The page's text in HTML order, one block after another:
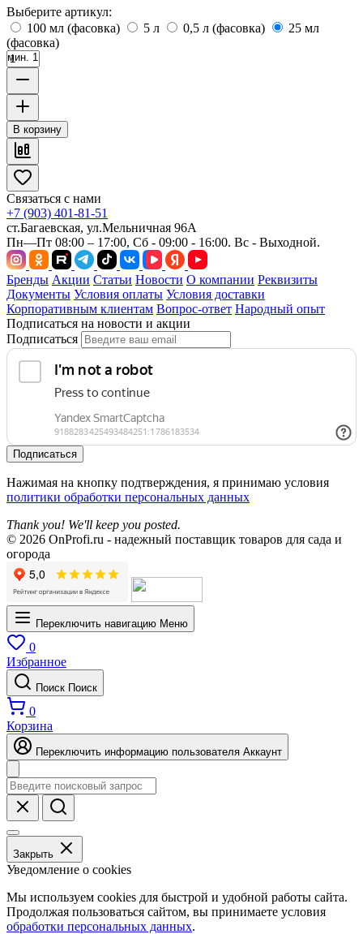
Выберите артикул:
100 мл (фасовка)
5 л 0,5 л (фасовка)
25 мл
(фасовка)
мин. 1
В корзину
Связаться с нами
+7 (903) 401-81-51
ст.Багаевская, ул.Мельничная 96А
Пн—Пт 08:00 – 17:00, Сб - 09:00 - 16:00. Вс - Выходной.
Бренды Акции Статьи Новости О компании Реквизиты
Документы Условия оплаты Условия доставки
Корпоративным клиентам Вопрос-ответ Народный опыт
Подписаться на новости и акции
Подписаться
Подписаться
Нажимая на кнопку подтверждения, я принимаю условия
политики обработки персональных данных
Thank you! We'll keep you posted.
© 2026 OnProfi.ru - надежный поставщик товаров для сада и
огорода
Переключить навигацию Меню
0
Избранное
Поиск Поиск
0
Корзина
Переключить информацию пользователя Аккаунт
Закрыть
Уведомление о cookies
Мы используем cookies для быстрой и удобной работы сайта.
Продолжая пользоваться сайтом, вы принимаете условия
обработки персональных данных.